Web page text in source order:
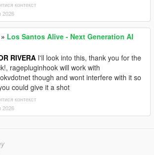
контекст
2026
» Los Santos Alive - Next Generation AI
RIVERA I'll look into this, thank you for the
ragepluginhook will work with
though and wont interfere with it so
could give it a shot
контекст
2026